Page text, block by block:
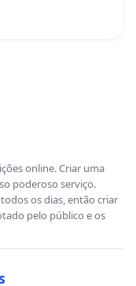
espécies ou
fica obrigado a
de acordo com
competente, na
online. Criar uma
poderoso serviço.
os dias, então criar
pelo público e os